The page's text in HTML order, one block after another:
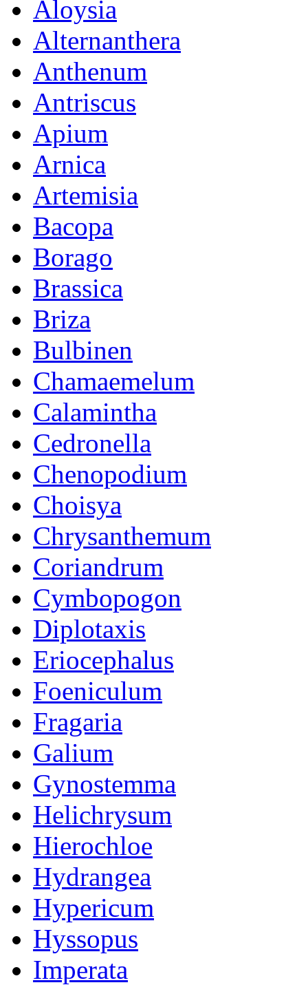
Aloysia
Alternanthera
Anthenum
Antriscus
Apium
Arnica
Artemisia
Bacopa
Borago
Brassica
Briza
Bulbinen
Chamaemelum
Calamintha
Cedronella
Chenopodium
Choisya
Chrysanthemum
Coriandrum
Cymbopogon
Diplotaxis
Eriocephalus
Foeniculum
Fragaria
Galium
Gynostemma
Helichrysum
Hierochloe
Hydrangea
Hypericum
Hyssopus
Imperata